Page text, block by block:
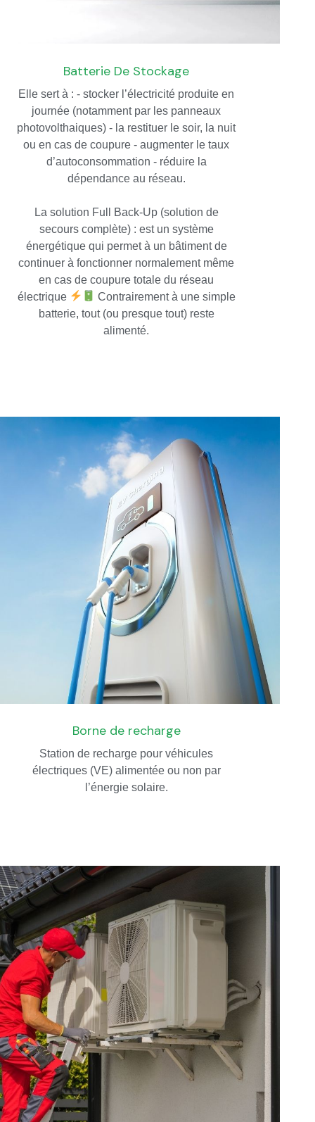
Batterie De Stockage
Elle sert à : - stocker l’électricité produite en
journée (notamment par les panneaux
photovolthaiques) - la restituer le soir, la nuit
ou en cas de coupure - augmenter le taux
d’autoconsommation - réduire la
dépendance au réseau.
La solution Full Back-Up (solution de
secours complète) : est un système
énergétique qui permet à un bâtiment de
continuer à fonctionner normalement même
en cas de coupure totale du réseau
électrique
Contrairement à une simple
batterie, tout (ou presque tout) reste
alimenté.
Borne de recharge
Station de recharge pour véhicules
électriques (VE) alimentée ou non par
l’énergie solaire.